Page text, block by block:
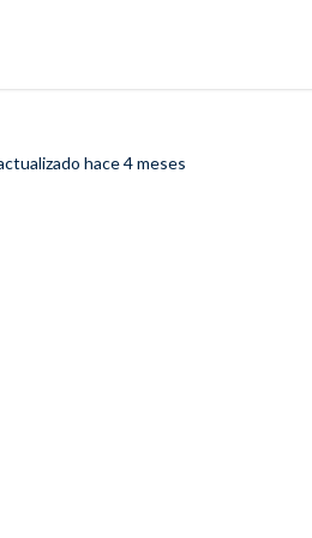
hace 4 meses